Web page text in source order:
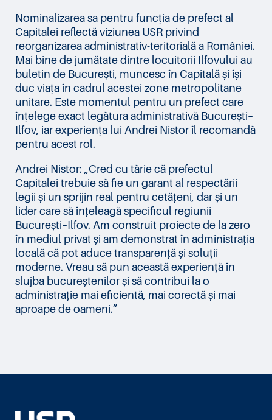
Nominalizarea sa pentru funcția de prefect al
Capitalei reflectă viziunea USR privind
reorganizarea administrativ-teritorială a României.
Mai bine de jumătate dintre locuitorii Ilfovului au
buletin de București, muncesc în Capitală și își
duc viața în cadrul acestei zone metropolitane
unitare. Este momentul pentru un prefect care
înțelege exact legătura administrativă București–
Ilfov, iar experiența lui Andrei Nistor îl recomandă
pentru acest rol.
Andrei Nistor: „Cred cu tărie că prefectul
Capitalei trebuie să fie un garant al respectării
legii și un sprijin real pentru cetățeni, dar și un
lider care să înțeleagă specificul regiunii
București–Ilfov. Am construit proiecte de la zero
în mediul privat și am demonstrat în administrația
locală că pot aduce transparență și soluții
moderne. Vreau să pun această experiență în
slujba bucureștenilor și să contribui la o
administrație mai eficientă, mai corectă și mai
aproape de oameni.”